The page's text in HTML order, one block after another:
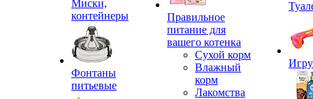
Миски,
контейнеры
Фонтаны
питьевые
Правильное
питание для
вашего котенка
Сухой корм
Влажный
корм
Лакомства